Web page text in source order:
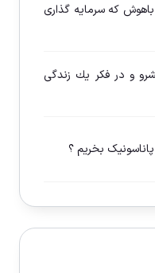
باهوش كه سرمايه گذاری
و در فكر يك زندگی
بخريم ؟